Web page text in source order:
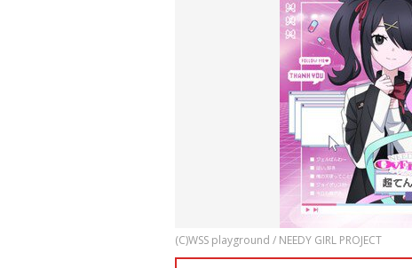
(C)WSS playground / NEEDY GIRL PROJECT